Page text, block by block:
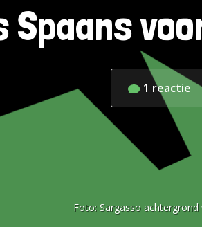
Spaans
1 reactie
Foto: Sargasso